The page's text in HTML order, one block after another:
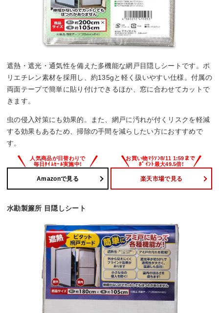
遮熱・遮光・通気性を備えた多機能な網戸目隠しシートです。ポ
リエチレン素材を採用し、約135gと軽く扱いやすい仕様。付属の
両面テープで簡単に貼り付けできるほか、窓に合わせてカットで
きます。
虫の侵入対策にも効果的。また、網戸に汚れが付くリスクを軽減
する効果もあるため、掃除の手間を減らしたい方におすすめで
す。
Amazonで見る 楽天市場で見る
水勘製簾所 目隠しシート